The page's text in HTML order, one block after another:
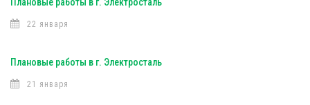
22 января
Плановые работы в г. Электросталь
21 января